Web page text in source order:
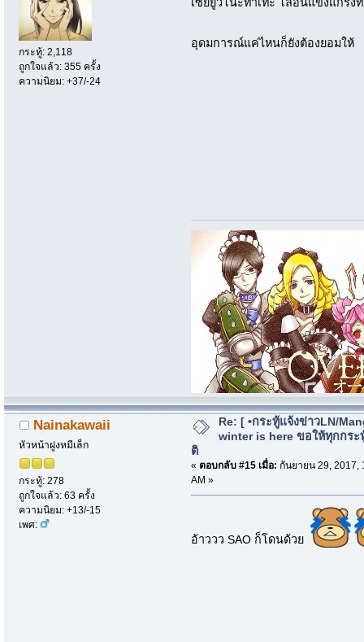
กระทู้: 2,118
ถูกใจแล้ว: 355 ครั้ง
ความนิยม: +37/-24
เซย์ยูว์โนะทาเทะ โล่อันแข็งแกร่ง
อุดมการณ์แค่ไหนก็ยังต้องยอมให้
Nainakawaii
หัวหน้าฝูงหมีเล็ก
กระทู้: 278
ถูกใจแล้ว: 63 ครั้ง
ความนิยม: +13/-15
เพศ:
Re: [ •กระทู้แจ้งข่าวLN/
winter is here ขอให้ทุกกระ
ติ
« ตอบกลับ #15 เมื่อ: กันยายน 29, 2017,
AM »
อ้าววว SAO ก็โดนด้วย